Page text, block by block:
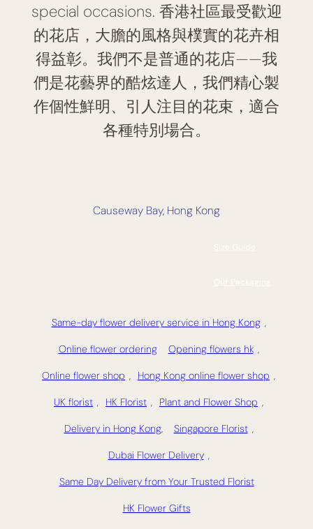
special occasions. 香港社區最受歡迎
的花店，大膽的風格與樸實的花卉相
得益彰。我們不是普通的花店——我
們是花藝界的酷炫達人，我們精心製
作個性鮮明、引人注目的花束，適合
各種特別場合。
Causeway Bay, Hong Kong
Same-day flower delivery service in Hong Kong ,
Online flower ordering Opening flowers hk ,
Online flower shop , Hong Kong online flower shop ,
UK florist , HK Florist , Plant and Flower Shop ,
Delivery in Hong Kong, Singapore Florist ,
Dubai Flower Delivery ,
Same Day Delivery from Your Trusted Florist
HK Flower Gifts